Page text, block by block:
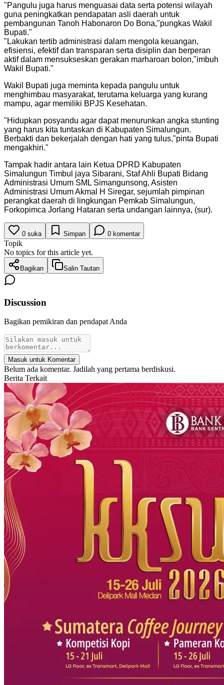
"Pangulu juga harus menguasai data serta potensi wilayah
guna peningkatkan pendapatan asli daerah untuk
pembangunan Tanoh Habonaron Do Bona,"pungkas Wakil
Bupati."
" Lakukan tertib administrasi dalam mengola keuangan,
efisiensi, efektif dan transparan serta disiplin dan berperan
aktif dalam mensukseskan gerakan marharoan bolon,"imbuh
Wakil Bupati."
Wakil Bupati juga meminta kepada pangulu untuk
menghimbau masyarakat, terutama keluarga yang kurang
mampu, agar memiliki BPJS Kesehatan.
"Hidupkan posyandu agar dapat menurunkan angka stunting
yang harus kita tuntaskan di Kabupaten Simalungun.
Berbakti dan bekerjalah dengan hati yang tulus,"pinta Bupati
mengakhiri."
Tampak hadir antara lain Ketua DPRD Kabupaten
Simalungun Timbul jaya Sibarani, Staf Ahli Bupati Bidang
Administrasi Umum SML Simangunsong, Asisten
Administrasi Umum Akmal H Siregar, sejumlah pimpinan
perangkat daerah di lingkungan Pemkab Simalungun,
Forkopimca Jorlang Hataran serta undangan lainnya, (sur).
0 suka Simpan 0 komentar
Topik
No topics for this article yet.
Bagikan Salin Tautan
Discussion
Bagikan pemikiran dan pendapat Anda
Masuk untuk Komentar
Belum ada komentar. Jadilah yang pertama berdiskusi.
Berita Terkait